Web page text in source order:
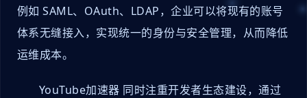
例如 SAML、OAuth、LDAP，企业可以将现有的账号
体系无缝接入，实现统一的身份与安全管理，从而降低
运维成本。
YouTube加速器 同时注重开发者生态建设，通过